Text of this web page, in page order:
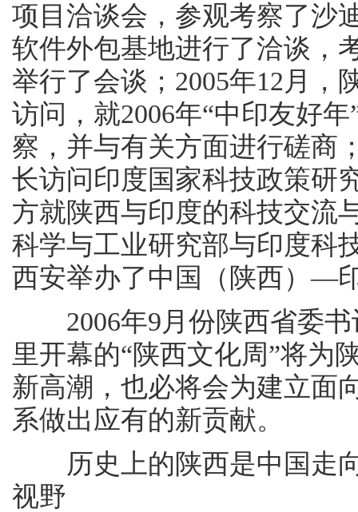
项目洽谈会，参观考察了沙
软件外包基地进行了洽谈，
举行了会谈；2005年12月，
访问，就2006年“中印友好
察，并与有关方面进行磋商
长访问印度国家科技政策研
方就陕西与印度的科技交流
科学与工业研究部与印度科
西安举办了中国（陕西）—
2006年9月份陕西省委书
里开幕的“陕西文化周”将为
新高潮，也必将会为建立面
系做出应有的新贡献。
历史上的陕西是中国走向
视野